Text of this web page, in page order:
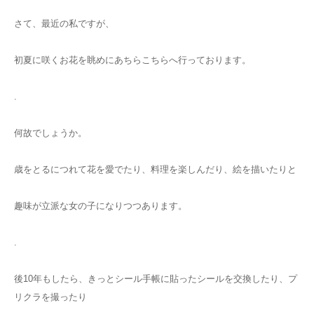
さて、最近の私ですが、
初夏に咲くお花を眺めにあちらこちらへ行っております。
何故でしょうか。
歳をとるにつれて花を愛でたり、料理を楽しんだり、絵を描いたりと
趣味が立派な女の子になりつつあります。
後10年もしたら、きっとシール手帳に貼ったシールを交換したり、プ
リクラを撮ったり